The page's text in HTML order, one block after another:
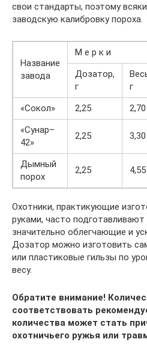
свои стандарты, поэтому
заводскую калибровку пороха.
Название
завода
М е р к и
Дозатор,
г
г
«Сокол»
2,25 2,70
«Сунар–
42»
2,25 3,30
Дымный
порох
2,25 4,55
Охотники, практикующие
руками, часто подготавливают
значительно облегчающие и
Дозатор можно изготовить
или пластиковые гильзы по
весу.
Обратите внимание!
соответствовать
количества может стать
охотничьего ружья или